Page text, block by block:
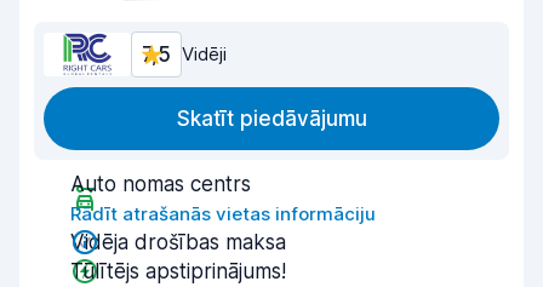
7,5 Vidēji
Skatīt piedāvājumu
Auto nomas centrs
Rādīt atrašanās vietas informāciju
Vidēja drošības maksa
Tūlītējs apstiprinājums!